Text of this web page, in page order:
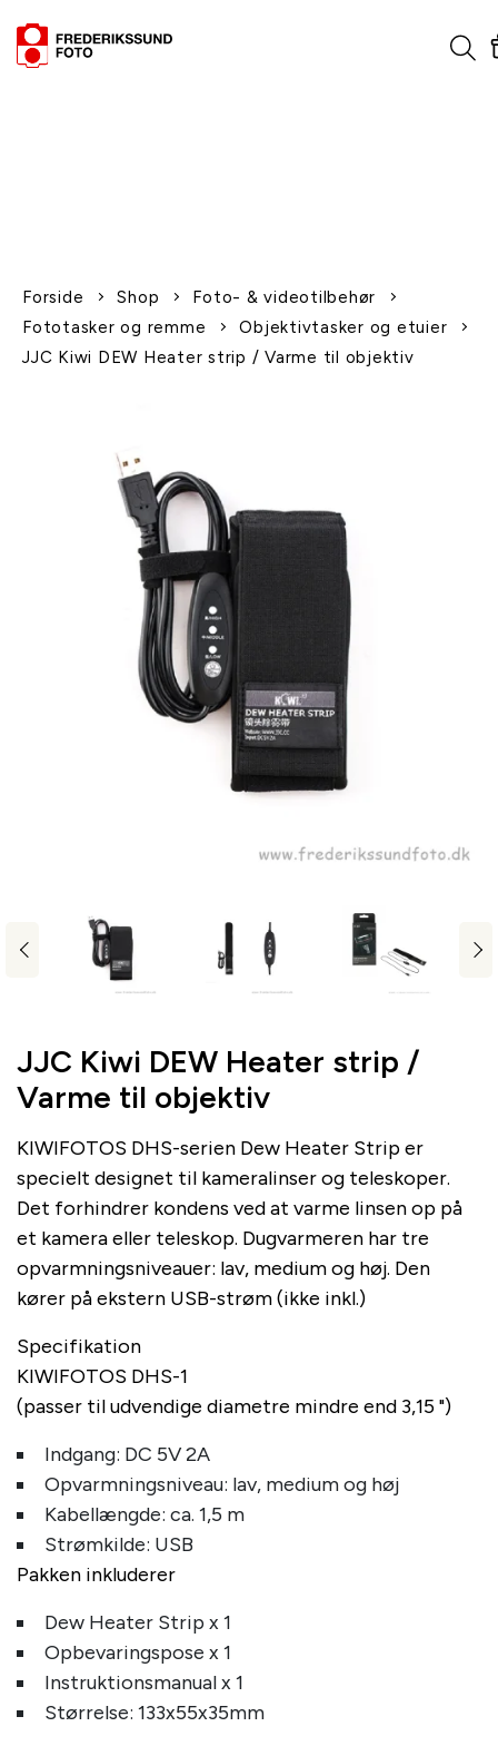
Forside Shop
Foto- & videotilbehør
Fototasker og remme
Objektivtasker og etuier
JJC Kiwi DEW Heater strip / Varme til objektiv
JJC Kiwi DEW Heater strip /
Varme til objektiv
KIWIFOTOS DHS-serien Dew Heater Strip er
specielt designet til kameralinser og teleskoper.
Det forhindrer kondens ved at varme linsen op på
et kamera eller teleskop. Dugvarmeren har tre
opvarmningsniveauer: lav, medium og høj. Den
kører på ekstern USB-strøm (ikke inkl.)
Specifikation
KIWIFOTOS DHS-1
(passer til udvendige diametre mindre end 3,15 ")
Indgang: DC 5V 2A
Opvarmningsniveau: lav, medium og høj
Kabellængde: ca. 1,5 m
Strømkilde: USB
Pakken inkluderer
Dew Heater Strip x 1
Opbevaringspose x 1
Instruktionsmanual x 1
Størrelse: 133x55x35mm